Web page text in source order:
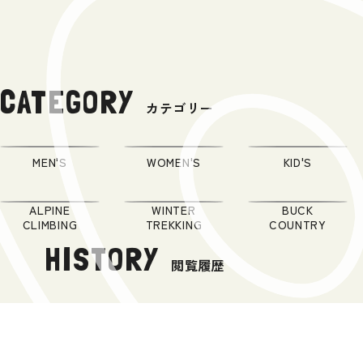
CATEGORY カテゴリー
MEN'S WOMEN'S KID'S
ALPINE
CLIMBING
WINTER
TREKKING
BUCK
COUNTRY
HISTORY 閲覧履歴